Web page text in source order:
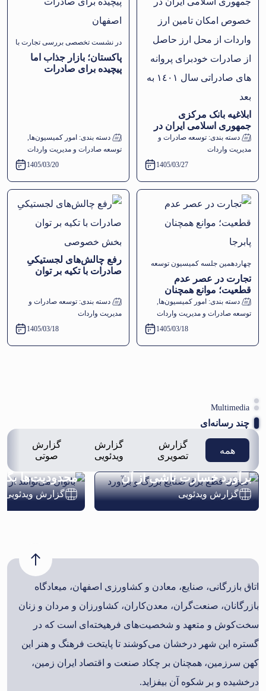
ابلاغیه بانک مرکزی
جمهوری اسلامی ایران در
خصوص امکان تامین ارز
واردات از محل ارز حاصل
از صادرات خودبرای پروانه
های صادراتی سال ١٤٠١ به
بعد
دسته بندی: توسعه صادرات و
مدیریت واردات
1405/03/27
در نشست تخصصی بررسی تجارت با
پاکستان مطرح شد
پاکستان؛ بازار جذاب اما
پیچیده برای صادرات
دسته بندی: امور کمیسیون‌ها,
توسعه صادرات و مدیریت واردات
1405/03/20
چهاردهمین جلسه کمیسیون توسعه
صادرات و مدیریت واردات اتاق
بازرگانی اصفهان برگزار شد
تجارت در عصر عدم
قطعیت؛ موانع همچنان
پابرجادسته بندی: امور کمیسیون‌ها,
توسعه صادرات و مدیریت واردات
1405/03/18
رفع چالش‌های لجستیکیِ
صادرات با تکیه بر توان
دسته بندی: توسعه صادرات و
مدیریت واردات
1405/03/18
Multimedia
چند رسانه‌ای
همه
گزارش
تصویری
گزارش
ویدئویی
گزارش
صوتی
میزان قطع برق صنایع بزرگ و
برآورد خسارت ناشی از آن
گزارش ویدئویی
بانوان
محدودیت‌ها
گزارش ویدئویی
اتاق بازرگانی، صنایع، معادن و کشاورزی اصفهان، میعادگاه
بازرگانان، صنعت‌گران، معدن‌کاران، کشاورزان و مردان و زنان
سخت‌کوش و متعهد و شخصیت‌های فرهیخته‌ای است که در
گستره این شهر درخشان می‌کوشند تا پایتخت فرهنگ و هنر این
کهن سرزمین، همچنان بر چکاد صنعت و اقتصاد ایران زمین،
درخشیده و بر شکوه آن بیفزاید.